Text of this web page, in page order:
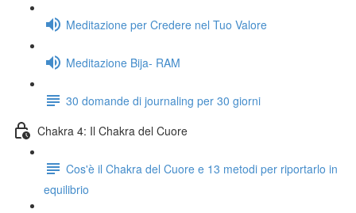
Meditazione per Credere nel Tuo Valore
Meditazione Bija- RAM
30 domande di journaling per 30 giorni
Chakra 4: Il Chakra del Cuore
Cos'è il Chakra del Cuore e 13 metodi per riportarlo in
equilibrio